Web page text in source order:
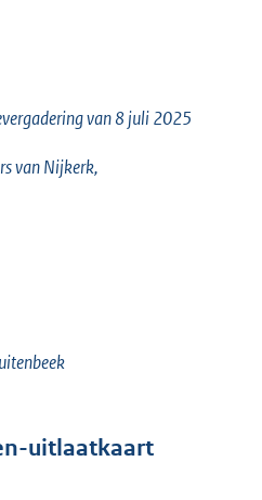
van 8 juli 2025
van Nijkerk,
uitlaatkaart